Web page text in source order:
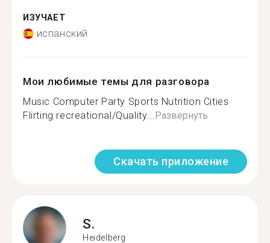
ИЗУЧАЕТ
испанский
Мои любимые темы для разговора
Music Computer Party Sports Nutrition Cities
Flirting recreational/Quality...Развернуть
Скачать приложение
S.
Heidelberg